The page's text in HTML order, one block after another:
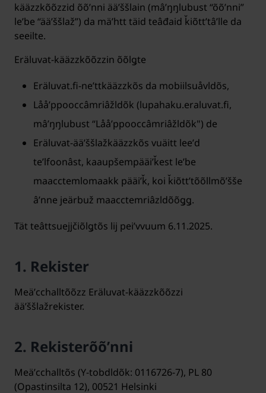
kääzzkõõzzid õõʹnni ääʹššlain (mâʹŋŋlubust “õõʹnni”
leʹbe “ääʹššlaž”) da mäʹhtt täid teâđaid ǩiõttʼtâʹlle da
seeilte.
Eräluvat-kääzzkõõzzin õõlǥte
Eräluvat.fi-neʹttkääzzkõs da mobiilsuåvldõs,
Lååʹppooccâmriâžldõk (lupahaku.eraluvat.fi,
mâʹŋŋlubust “Lååʹppooccâmriâžldõk") de
Eräluvat-ääʹššlažkääzzkõs vuäitt leeʹd
teʹlfoonâst, kaaupšempääiʹǩest leʹbe
maacctemlomaakk pääiʹǩ, koi ǩiõttʼtõõllmõʹšše
âʹnne jeärbuž maacctemriâzldõõǥǥ.
Tät teâttsuejjčiõlǥtõs lij peiʹvvuum 6.11.2025.
1. Rekister
Meäʹcchalltõõzz Eräluvat-kääzzkõõzzi
ääʹššlažrekister.
2. Rekisterõõʹnni
Meäʹcchalltõs (Y-tobdldõk: 0116726-7), PL 80
(Opastinsilta 12), 00521 Helsinki